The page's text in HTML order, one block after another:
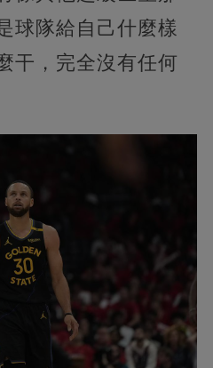
球隊給自己什麼樣
干，完全沒有任何